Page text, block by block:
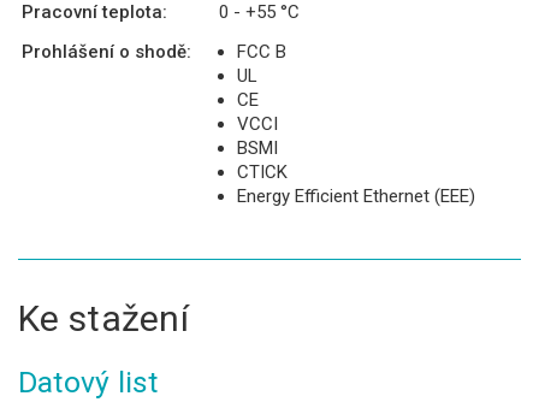
Pracovní teplota:
0 - +55 °C
Prohlášení o shodě:
FCC B
UL
CE
VCCI
BSMI
CTICK
Energy Efficient Ethernet (EEE)
Ke stažení
Datový list